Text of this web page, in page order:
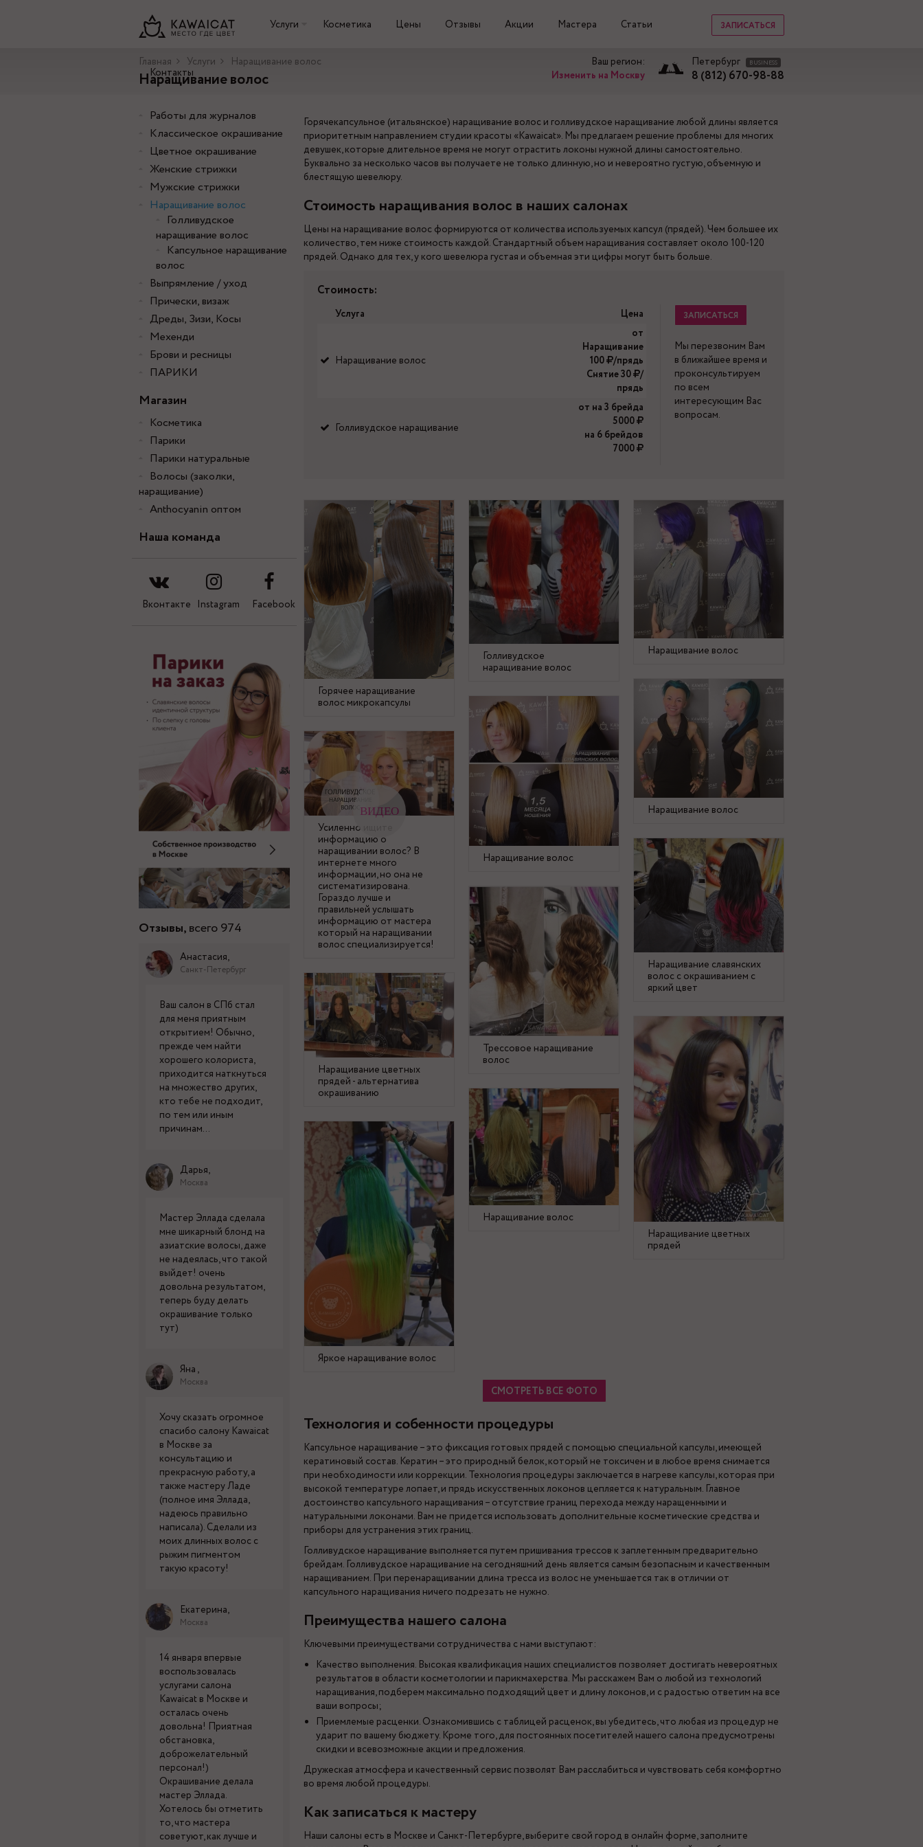
ЗАПИСАТЬСЯ
Услуги Косметика Цены Отзывы Акции Мастера Статьи
Контакты
Ваш регион:
Изменить на Москву
Петербург BUSINESS
8 (812) 670-98-88
Главная Услуги Наращивание волос
Наращивание волос
Работы для журналов
Классическое окрашивание
Цветное окрашивание
Женские стрижки
Мужские стрижки
Наращивание волос
Голливудское
наращивание волос
Капсульное наращивание
волос
Выпрямление / уход
Прически, визаж
Дреды, Зизи, Косы
Мехенди
Брови и ресницы
ПАРИКИ
Магазин
Косметика
Парики
Парики натуральные
Волосы (заколки,
наращивание)
Anthocyanin оптом
Наша команда
Вконтакте Instagram Facebook
Отзывы,всего 974
Анастасия,
Санкт-Петербург
Ваш салон в СПб стал
для меня приятным
открытием! Обычно,
прежде чем найти
хорошего колориста,
приходится наткнуться
на множество других,
кто тебе не подходит,
по тем или иным
причинам...
Дарья,
Москва
Мастер Эллада сделала
мне шикарный блонд на
азиатские волосы, даже
не надеялась, что такой
выйдет! очень
довольна результатом,
теперь буду делать
окрашивание только
тут)
Яна ,
Москва
Хочу сказать огромное
спасибо салону Kawaicat
в Москве за
консультацию и
прекрасную работу, а
также мастеру Ладе
(полное имя Эллада,
надеюсь правильно
написала). Сделали из
моих длинных волос с
рыжим пигментом
такую красоту!
Екатерина,
Москва
14 января впервые
воспользовалась
услугами салона
Kawaicat в Москве и
осталась очень
довольна! Приятная
обстановка,
доброжелательный
персонал!)
Окрашивание делала
мастер Эллада.
Хотелось бы отметить
то, что мастера
советуют, как лучше и
Горячекапсульное (итальянское) наращивание волос и голливудское наращивание любой длины является
приоритетным направлением студии красоты «Kawaicat». Мы предлагаем решение проблемы для многих
девушек, которые длительное время не могут отрастить локоны нужной длины самостоятельно.
Буквально за несколько часов вы получаете не только длинную, но и невероятно густую, объемную и
блестящую шевелюру.
Стоимость наращивания волос в наших салонах
Цены на наращивание волос формируются от количества используемых капсул (прядей). Чем большее их
количество, тем ниже стоимость каждой. Стандартный объем наращивания составляет около 100-120
прядей. Однако для тех, у кого шевелюра густая и объемная эти цифры могут быть больше.
Стоимость:
Услуга Цена
Наращивание волос
от
Наращивание
100
/прядь
Снятие 30
/
прядь
Голливудское наращивание
от на 3 брейда
5000
на 6 брейдов
7000
ЗАПИСАТЬСЯ
Мы перезвоним Вам
в ближайшее время и
проконсультируем
по всем
интересующим Вас
вопросам.
Горячее наращивание
волос микрокапсулы
Голливудское
наращивание волос
Наращивание волос
Наращивание волос
Наращивание волос
Усиленно ищите
информацию о
наращивании волос? В
интернете много
информации, но она не
систематизирована.
Гораздо лучше и
правильней услышать
информацию от мастера
который на наращивании
волос специализируется!
Наращивание славянских
волос с окрашиванием с
яркий цвет
Трессовое наращивание
волос
Наращивание цветных
прядей - альтернатива
окрашиванию
Наращивание цветных
прядей
Наращивание волос
Яркое наращивание волос
СМОТРЕТЬ ВСЕ ФОТО
Технология и собенности процедуры
Капсульное наращивание – это фиксация готовых прядей с помощью специальной капсулы, имеющей
кератиновый состав. Кератин – это природный белок, который не токсичен и в любое время снимается
при необходимости или коррекции. Технология процедуры заключается в нагреве капсулы, которая при
высокой температуре лопает, и прядь искусственных локонов цепляется к натуральным. Главное
достоинство капсульного наращивания – отсутствие границ перехода между наращенными и
натуральными локонами. Вам не придется использовать дополнительные косметические средства и
приборы для устранения этих границ.
Голливудское наращивание выполняется путем пришивания трессов к заплетенным предварительно
брейдам. Голливудское наращивание на сегодняшний день является самым безопасным и качественным
наращиванием. При перенаращивании длина тресса из волос не уменьшается так в отличии от
капсульного наращивания ничего подрезать не нужно.
Преимущества нашего салона
Ключевыми преимуществами сотрудничества с нами выступают:
Качество выполнения. Высокая квалификация наших специалистов позволяет достигать невероятных
результатов в области косметологии и парикмахерства. Мы расскажем Вам о любой из технологий
наращивания, подберем максимально подходящий цвет и длину локонов, и с радостью ответим на все
ваши вопросы;
Приемлемые расценки. Ознакомившись с таблицей расценок, вы убедитесь, что любая из процедур не
ударит по вашему бюджету. Кроме того, для постоянных посетителей нашего салона предусмотрены
скидки и всевозможные акции и предложения.
Дружеская атмосфера и качественный сервис позволят Вам расслабиться и чувствовать себя комфортно
во время любой процедуры.
Как записаться к мастеру
Наши салоны есть в Москве и Санкт-Петербурге, выберите свой город в онлайн форме, заполните